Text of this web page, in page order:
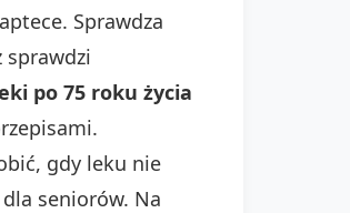
Sprawdza
sprawdzi
po 75 roku życia
gdy leku nie
seniorów. Na